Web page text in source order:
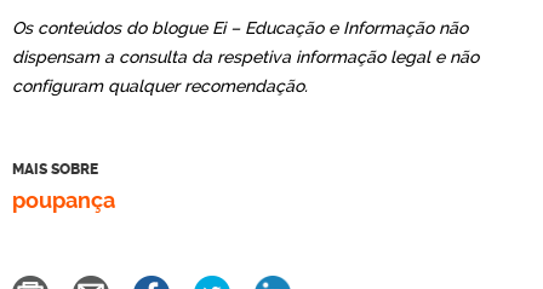
Os conteúdos do blogue Ei – Educação e Informação não
dispensam a consulta da respetiva informação legal e não
configuram qualquer recomendação.
MAIS SOBRE
poupança